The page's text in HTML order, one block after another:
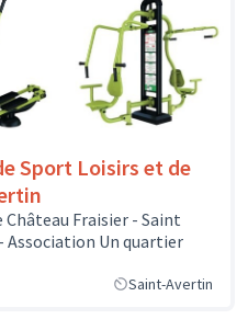
Sport Loisirs et de
Château Fraisier - Saint
Association Un quartier
Saint-Avertin